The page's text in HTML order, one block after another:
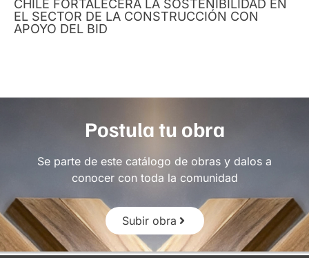
CHILE FORTALECERÁ LA SOSTENIBILIDAD EN
EL SECTOR DE LA CONSTRUCCIÓN CON
APOYO DEL BID
Postula tu obra
Se parte de este catálogo de obras y dalos a
conocer con toda la comunidad
Subir obra